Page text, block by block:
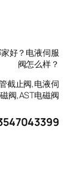
好？电液伺服
阀怎么样？
截止阀,电液伺
阀,AST电磁阀